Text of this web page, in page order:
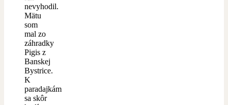
nevyhodil.
Mätu
som
mal zo
záhradky
Pigis z
Banskej
Bystrice.
K
paradajkám
sa skôr